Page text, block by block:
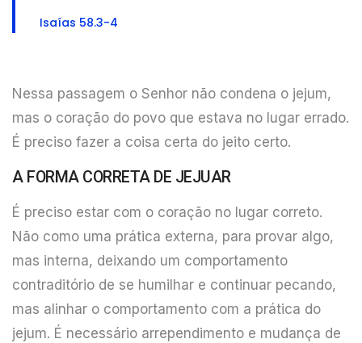
Isaías 58.3-4
Nessa passagem o Senhor não condena o jejum,
mas o coração do povo que estava no lugar errado.
É preciso fazer a coisa certa do jeito certo.
A FORMA CORRETA DE JEJUAR
É preciso estar com o coração no lugar correto.
Não como uma prática externa, para provar algo,
mas interna, deixando um comportamento
contraditório de se humilhar e continuar pecando,
mas alinhar o comportamento com a prática do
jejum. É necessário arrependimento e mudança de